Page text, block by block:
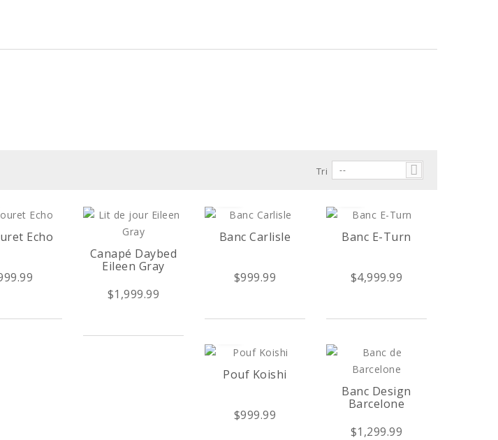
Tri --
Echo
Canapé Daybed
Eileen Gray
$1,999.99
Banc Carlisle
$999.99
Banc E-Turn
$4,999.99
Pouf Koishi
$999.99
Banc Design
Barcelone
$1,299.99